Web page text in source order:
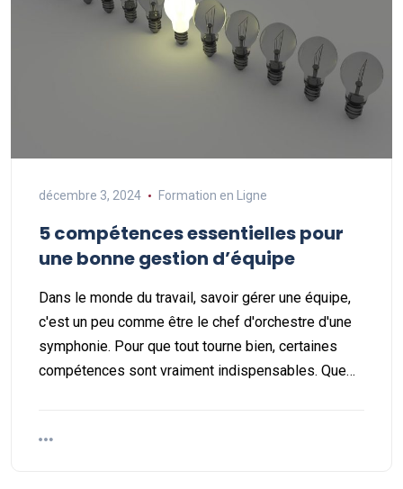
décembre 3, 2024 Formation en Ligne
5 compétences essentielles pour
une bonne gestion d’équipe
Dans le monde du travail, savoir gérer une équipe,
c'est un peu comme être le chef d'orchestre d'une
symphonie. Pour que tout tourne bien, certaines
compétences sont vraiment indispensables. Que…